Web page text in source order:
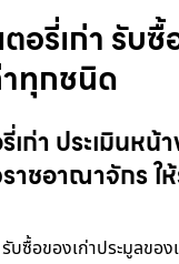
อรี่เก่า รับซื้
ทุกชนิด
เก่า ประเมินหน้
าชอาณาจักร ใ
บซื้อของเก่าประมูลของ